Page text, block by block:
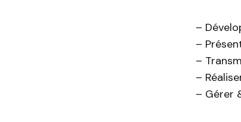
–
–
–
–
– Gérer